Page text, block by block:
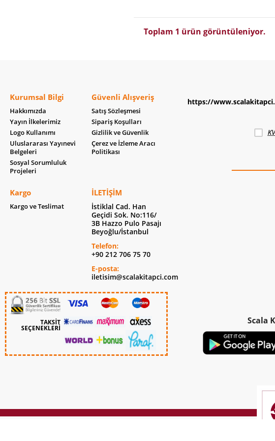
Toplam 1 ürün görüntüleniyor.
Kurumsal Bilgi
Hakkımızda
Yayın İlkelerimiz
Logo Kullanımı
Uluslararası Yayınevi
Belgeleri
Sosyal Sorumluluk
Projeleri
Güvenli Alışveriş
Satış Sözleşmesi
Sipariş Koşulları
Gizlilik ve Güvenlik
Çerez ve İzleme Aracı
Politikası
Kargo
Kargo ve Teslimat
İLETIŞIM
İstiklal Cad. Han
Geçidi Sok. No:116/
3B Hazzo Pulo Pasajı
Beyoğlu/İstanbul
Telefon:
+90 212 706 75 70
E-posta:
iletisim@scalakitapci.com
TAKSİT
SEÇENEKLERİ
https://
Scala